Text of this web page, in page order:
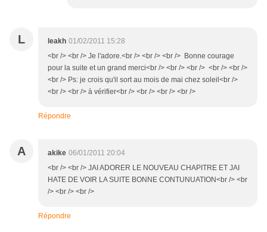
L leakh 01/02/2011 15:28
<br /> <br /> Je l'adore.<br /> <br /> <br /> Bonne courage
pour la suite et un grand merci<br /> <br /> <br /> <br /> <br />
<br /> Ps: je crois qu'il sort au mois de mai chez soleil<br />
<br /> <br /> à vérifier<br /> <br /> <br /> <br />
Répondre
A akike 06/01/2011 20:04
<br /> <br /> JAI ADORER LE NOUVEAU CHAPITRE ET JAI
HATE DE VOIR LA SUITE BONNE CONTUNUATION<br /> <br
/> <br /> <br />
Répondre